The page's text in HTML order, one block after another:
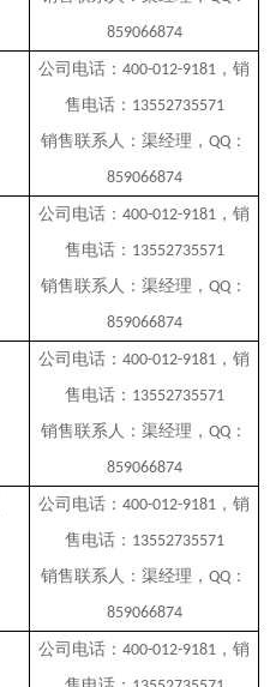
859066874
公司电话：400-012-9181 ，销
售电话： 13552735571
销售联系人：渠经理，QQ ：
859066874
公司电话：400-012-9181 ，销
售电话： 13552735571
销售联系人：渠经理，QQ ：
859066874
公司电话：400-012-9181 ，销
售电话： 13552735571
销售联系人：渠经理，QQ ：
859066874
公司电话：400-012-9181 ，销
售电话： 13552735571
销售联系人：渠经理，QQ ：
859066874
公司电话：400-012-9181 ，销